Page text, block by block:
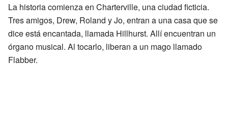
La historia comienza en Charterville, una ciudad ficticia.
Tres amigos, Drew, Roland y Jo, entran a una casa que se
dice está encantada, llamada Hillhurst. Allí encuentran un
órgano musical. Al tocarlo, liberan a un mago llamado
Flabber.